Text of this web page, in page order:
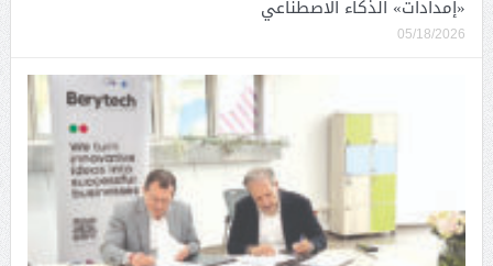
«إمدادات» الذكاء الاصطناعي
05/18/2026